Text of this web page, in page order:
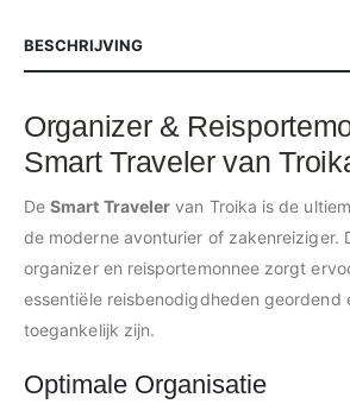
BESCHRIJVING
Organizer &
Smart Traveler van
DeSmart Traveler van Troika is de
de moderne avonturier of zakenreiziger.
organizer en reisportemonnee zorgt
essentiële reisbenodigdheden geordend
toegankelijk zijn.
Optimale Organisatie